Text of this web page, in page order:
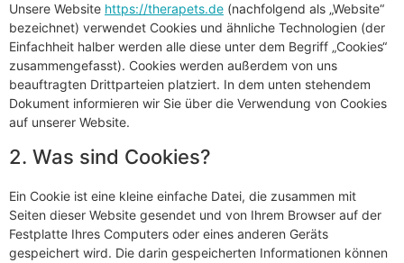
Unsere Website https://therapets.de (nachfolgend als „Website“
bezeichnet) verwendet Cookies und ähnliche Technologien (der
Einfachheit halber werden alle diese unter dem Begriff „Cookies“
zusammengefasst). Cookies werden außerdem von uns
beauftragten Drittparteien platziert. In dem unten stehendem
Dokument informieren wir Sie über die Verwendung von Cookies
auf unserer Website.
2. Was sind Cookies?
Ein Cookie ist eine kleine einfache Datei, die zusammen mit
Seiten dieser Website gesendet und von Ihrem Browser auf der
Festplatte Ihres Computers oder eines anderen Geräts
gespeichert wird. Die darin gespeicherten Informationen können